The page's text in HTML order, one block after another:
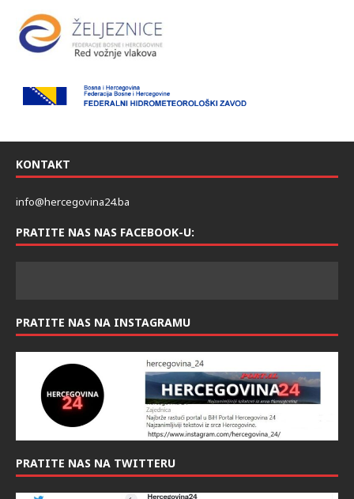
KONTAKT
info@hercegovina24.ba
PRATITE NAS NAS FACEBOOK-U:
PRATITE NAS NA INSTAGRAMU
PRATITE NAS NA TWITTERU